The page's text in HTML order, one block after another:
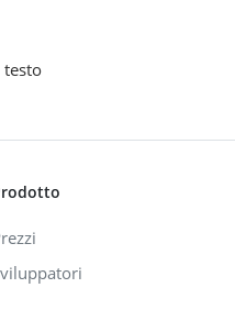
testo